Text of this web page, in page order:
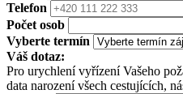
Telefon
Počet osob
Vyberte termín
Váš dotaz:
Pro urychlení vyřízení Vašeho
data narození všech cestujících,